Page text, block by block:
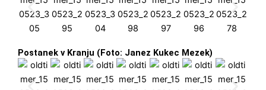
Postanek v Kranju (Foto: Janez Kukec Mezek)